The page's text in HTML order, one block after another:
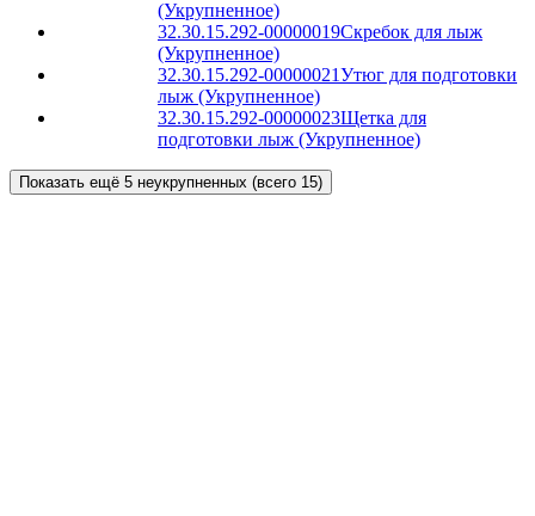
(Укрупненное)
32.30.15.292-00000019Скребок для лыж
(Укрупненное)
32.30.15.292-00000021Утюг для подготовки
лыж (Укрупненное)
32.30.15.292-00000023Щетка для
подготовки лыж (Укрупненное)
Показать ещё 5 неукрупненных (всего 15)